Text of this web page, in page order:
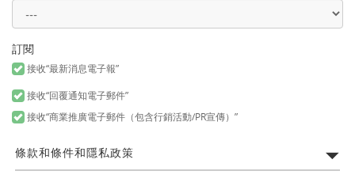
訂閱
接收“最新消息電子報”
接收“回覆通知電子郵件”
接收“商業推廣電子郵件（包含行銷活動/PR宣傳）”
條款和條件和隱私政策